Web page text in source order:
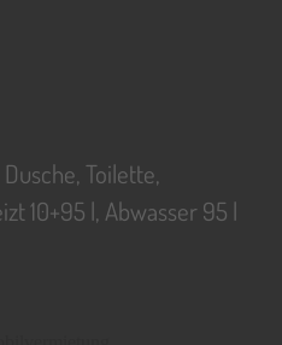
Toilette,
10+95 l, Abwasser 95 l